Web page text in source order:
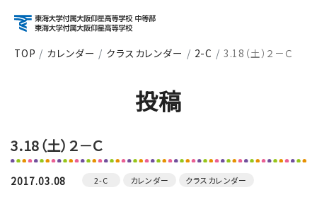
About 学校紹介
TOP カレンダー クラスカレンダー 2-C 3.18（土）２－Ｃ
投稿
3.18（土）２－Ｃ
2017.03.08 2-C カレンダー クラスカレンダー